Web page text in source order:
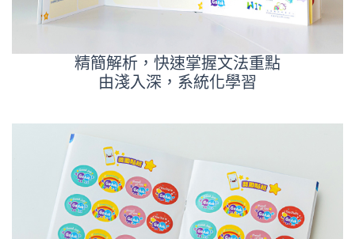
精簡解析，快速掌握文法重點
由淺入深，系統化學習